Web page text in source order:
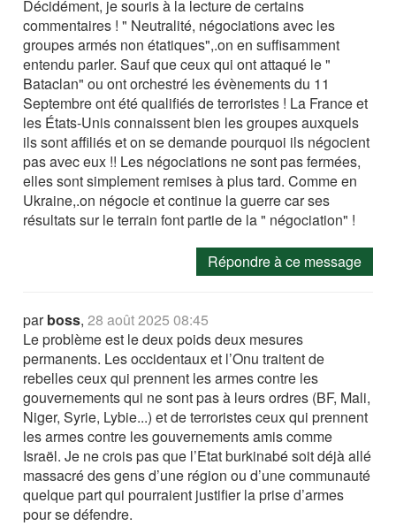
Décidément, je souris à la lecture de certains
commentaires ! " Neutralité, négociations avec les
groupes armés non étatiques",.on en suffisamment
entendu parler. Sauf que ceux qui ont attaqué le "
Bataclan" ou ont orchestré les évènements du 11
Septembre ont été qualifiés de terroristes ! La France et
les États-Unis connaissent bien les groupes auxquels
ils sont affiliés et on se demande pourquoi ils négocient
pas avec eux !! Les négociations ne sont pas fermées,
elles sont simplement remises à plus tard. Comme en
Ukraine,.on négocie et continue la guerre car ses
résultats sur le terrain font partie de la " négociation" !
Répondre à ce message
parboss,28 août 2025 08:45
Le problème est le deux poids deux mesures
permanents. Les occidentaux et l’Onu traitent de
rebelles ceux qui prennent les armes contre les
gouvernements qui ne sont pas à leurs ordres (BF, Mali,
Niger, Syrie, Lybie...) et de terroristes ceux qui prennent
les armes contre les gouvernements amis comme
Israël. Je ne crois pas que l’Etat burkinabé soit déjà allé
massacré des gens d’une région ou d’une communauté
quelque part qui pourraient justifier la prise d’armes
pour se défendre.